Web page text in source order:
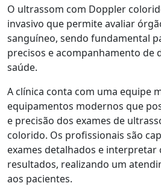
O ultrassom com Doppler
invasivo que permite avaliar
sanguíneo, sendo fundamental
precisos e acompanhamento de
saúde.
A clínica conta com uma equipe
equipamentos modernos que
e precisão dos exames de
colorido. Os profissionais são
exames detalhados e
resultados, realizando um
aos pacientes.